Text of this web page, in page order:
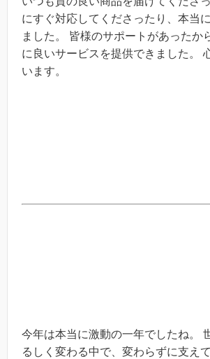
にすぐ対応してくださったり、本当
ました。 皆様のサポートがあったか
に良いサービスを提供できました。
います。
今年は本当に激動の一年でしたね。
るしく変わる中で、変わらずに支え